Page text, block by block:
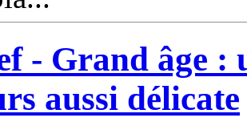
- Grand âge :
aussi délicate